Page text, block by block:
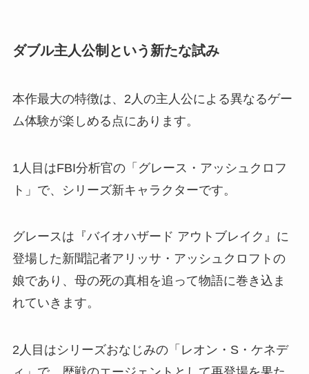
ダブル主人公制という新たな試み
本作最大の特徴は、2人の主人公による異なるゲー
ム体験が楽しめる点にあります。
1人目はFBI分析官の「グレース・アッシュクロフ
ト」で、シリーズ新キャラクターです。
グレースは『バイオハザード アウトブレイク』に
登場した新聞記者アリッサ・アッシュクロフトの
娘であり、母の死の真相を追って物語に巻き込ま
れていきます。
2人目はシリーズおなじみの「レオン・S・ケネデ